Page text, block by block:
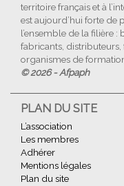
territoire français et à
est aujourd’hui forte de
l’ensemble de la filière :
fabricants,
organismes de
© 2026 - Afpaph
PLAN DU SITE
L’association
Les membres
Adhérer
Mentions légales
Plan du site